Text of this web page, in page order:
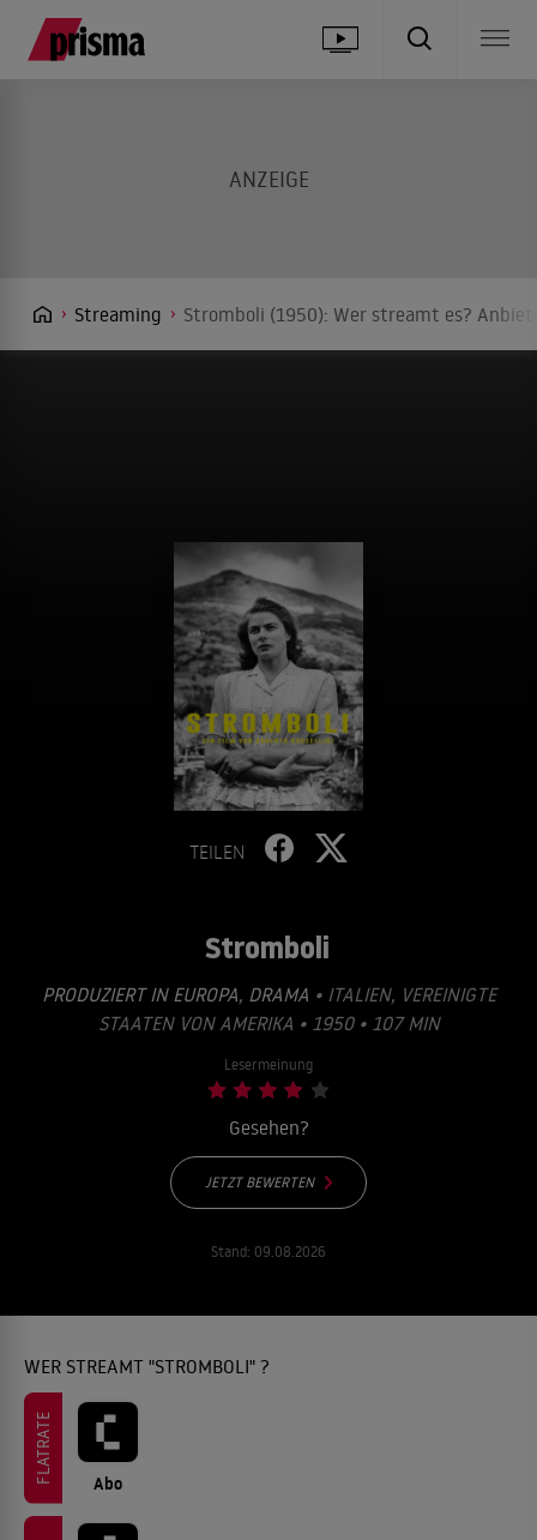
Streaming Stromboli (1950): Wer streamt es?
TEILEN
Stromboli
PRODUZIERT IN EUROPA, DRAMA • ITALIEN, VEREINIGTE
STAATEN VON AMERIKA • 1950 • 107 MIN
Lesermeinung
Gesehen?
JETZT BEWERTEN
Stand: 09.08.2026
WER STREAMT "STROMBOLI" ?
FLATRATE Abo